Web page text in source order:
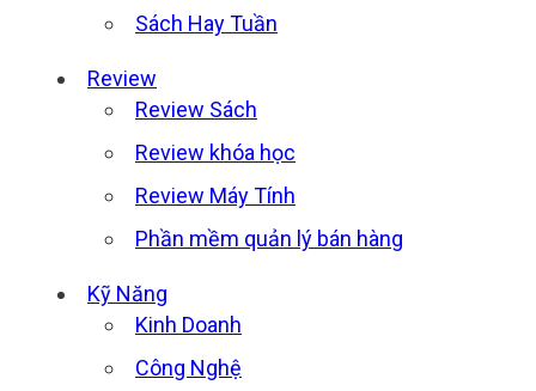
Sách Hay Tuần
Review
Review Sách
Review khóa học
Review Máy Tính
Phần mềm quản lý bán hàng
Kỹ Năng
Kinh Doanh
Công Nghệ